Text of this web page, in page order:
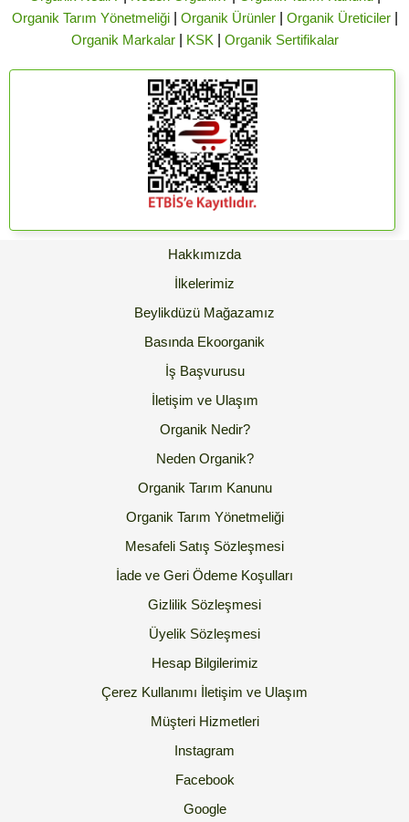
Organik Tarım Yönetmeliği| Organik Ürünler| Organik Üreticiler|
Organik Markalar| KSK Organik Sertifikalar
Hakkımızda
İlkelerimiz
Beylikdüzü Mağazamız
Basında Ekoorganik
İş Başvurusu
İletişim ve Ulaşım
Organik Nedir?
Neden Organik?
Organik Tarım Kanunu
Organik Tarım Yönetmeliği
Mesafeli Satış Sözleşmesi
İade ve Geri Ödeme Koşulları
Gizlilik Sözleşmesi
Üyelik Sözleşmesi
Hesap Bilgilerimiz
Çerez Kullanımı İletişim ve Ulaşım
Müşteri Hizmetleri
Instagram
Facebook
Google